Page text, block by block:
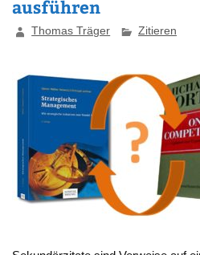
ausführen
Thomas Träger Zitieren